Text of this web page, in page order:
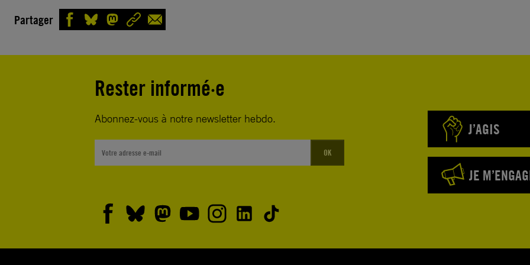
Monsieur le Premier Ministre,
devez libérer Ahed Tamimi, âgée de 16 ans.
Un tribunal militaire israélien a statué le 17 janvier 2018
coups et blessures contre des soldats, sera maintenue en
détention jusqu’à la fin de son procès
Rien ne saurait justifier le maintien en détention d’Ahed Tamimi
exposée, puisque la vidéo tournée lors de l’altercation du 15
décembre 2017 montre qu’elle ne représentait aucune menace
équipement de protection.
Partager
Rester informé·e
Abonnez-vous à notre newsletter hebdo.
OK
J’AGIS
JE